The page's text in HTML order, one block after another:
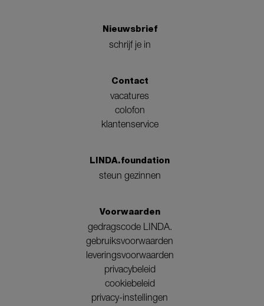
Nieuwsbrief
schrijf je in
Contact
vacatures
colofon
klantenservice
LINDA.foundation
steun gezinnen
Voorwaarden
gedragscode LINDA.
gebruiksvoorwaarden
leveringsvoorwaarden
privacybeleid
cookiebeleid
privacy-instellingen